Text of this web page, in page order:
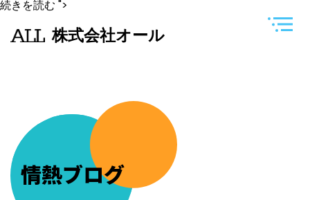
続きを読む 豊
市
場
長
て
い
">
株式会社オール
情熱ブログ